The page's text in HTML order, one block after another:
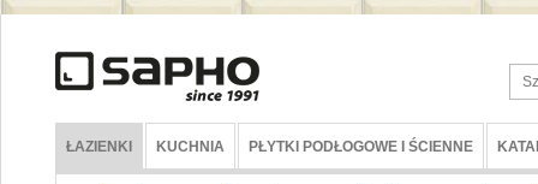
ŁAZIENKI KUCHNIA PŁYTKI PODŁOGOWE I ŚCIENNE